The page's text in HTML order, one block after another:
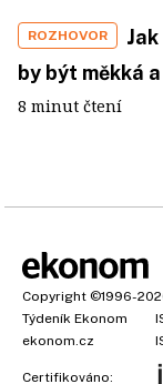
ROZHOVOR
by být měkká
8 minut čtení
Copyright ©1996-
Týdeník Ekonom
ekonom.cz
Certifikováno: